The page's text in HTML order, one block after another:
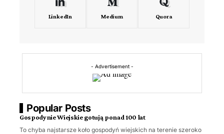
LinkedIn Medium Quora
- Advertisement -
Popular Posts
Gospodynie Wiejskie gotują ponad 100 lat
To chyba najstarsze koło gospodyń wiejskich na terenie szeroko